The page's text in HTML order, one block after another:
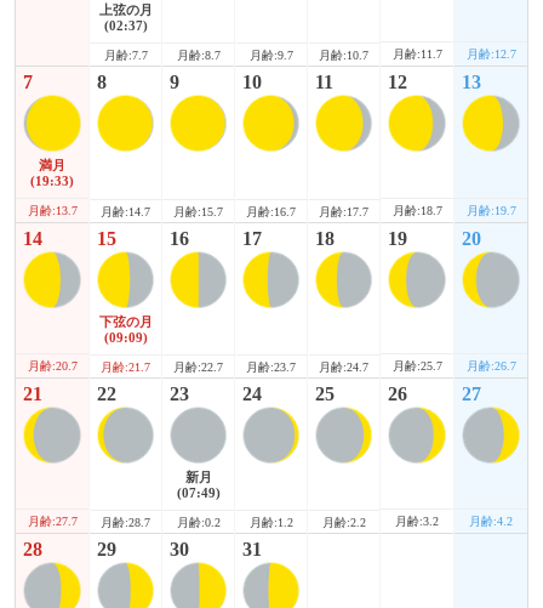
上弦の月
(02:37)
月齢:7.7 月齢:8.7 月齢:9.7 月齢:10.7 月齢:11.7 月齢:12.7
7
満月
(19:33)
月齢:13.7
8
月齢:14.7
9
月齢:15.7
10
月齢:16.7
11
月齢:17.7
12
月齢:18.7
13
月齢:19.7
14
月齢:20.7
15
下弦の月
(09:09)
月齢:21.7
16
月齢:22.7
17
月齢:23.7
18
月齢:24.7
19
月齢:25.7
20
月齢:26.7
21
月齢:27.7
22
月齢:28.7
23
新月
(07:49)
月齢:0.2
24
月齢:1.2
25
月齢:2.2
26
月齢:3.2
27
月齢:4.2
28 29 30 31